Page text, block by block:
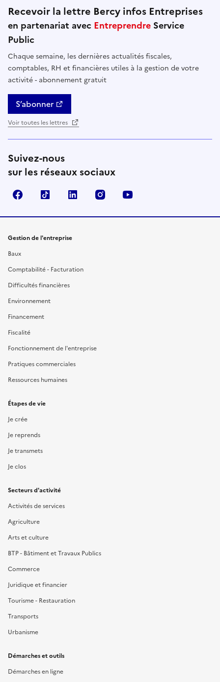
Recevoir la lettre Bercy infos Entreprises
en partenariat avec Entreprendre Service
Public
Chaque semaine, les dernières actualités fiscales,
comptables, RH et financières utiles à la gestion de votre
activité - abonnement gratuit
S’abonner
Voir toutes les lettres
Suivez-nous
sur les réseaux sociaux
FacebookTikTok Linkedin Instagram
Gestion de l'entreprise
Baux
Comptabilité - Facturation
Difficultés financières
Environnement
Financement
Fiscalité
Fonctionnement de l'entreprise
Pratiques commerciales
Ressources humaines
Étapes de vie
Je crée
Je reprends
Je transmets
Je clos
Secteurs d'activité
Activités de services
Agriculture
Arts et culture
BTP - Bâtiment et Travaux Publics
Commerce
Juridique et financier
Tourisme - Restauration
Transports
Urbanisme
Démarches et outils
Démarches en ligne